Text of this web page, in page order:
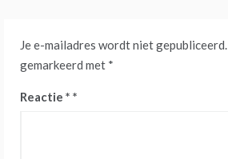
Je e-mailadres wordt niet gepubliceerd.
gemarkeerd met *
Reactie *